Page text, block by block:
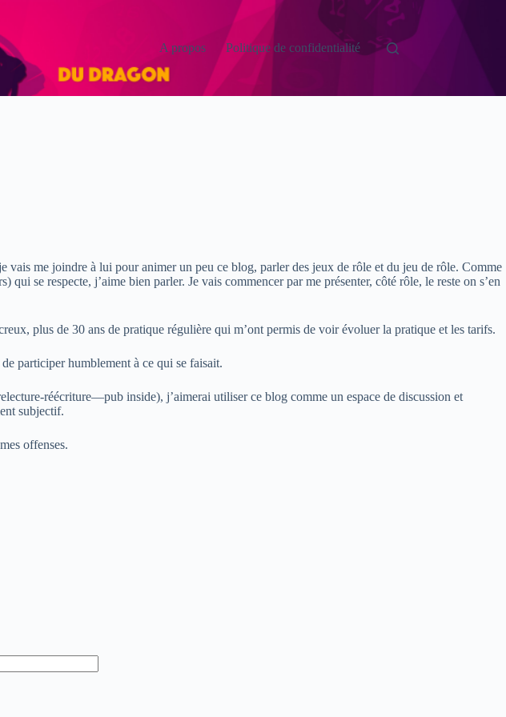
A propos Politique de confidentialité
vais me joindre à lui pour animer un peu ce blog, parler des jeux de rôle et du jeu de rôle. Comme
se respecte, j’aime bien parler. Je vais commencer par me présenter, côté rôle, le reste on s’en
plus de 30 ans de pratique régulière qui m’ont permis de voir évoluer la pratique et les tarifs.
participer humblement à ce qui se faisait.
réécriture—pub inside), j’aimerai utiliser ce blog comme un espace de discussion et
subjectif.
offenses.